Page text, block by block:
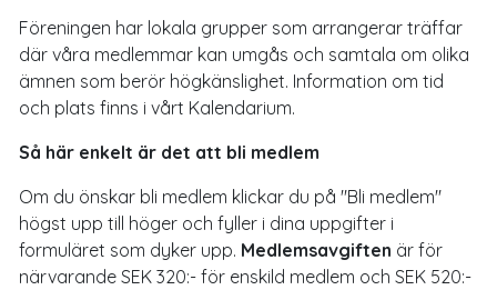
Föreningen har lokala grupper som arrangerar träffar
där våra medlemmar kan umgås och samtala om olika
ämnen som berör högkänslighet. Information om tid
och plats finns i vårt Kalendarium.
Så här enkelt är det att bli medlem
Om du önskar bli medlem klickar du på "Bli medlem"
högst upp till höger och fyller i dina uppgifter i
formuläret som dyker upp. Medlemsavgiften är för
närvarande SEK 320:- för enskild medlem och SEK 520:-